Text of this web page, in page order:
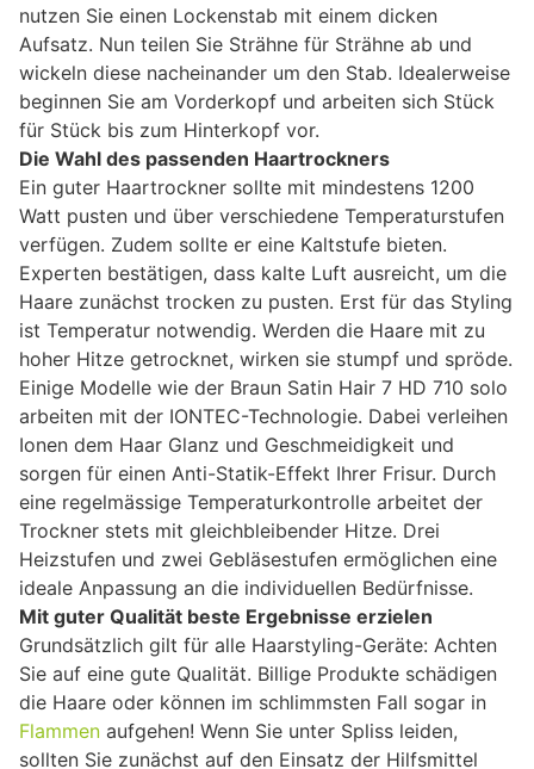
nutzen Sie einen Lockenstab mit einem dicken
Aufsatz. Nun teilen Sie Strähne für Strähne ab und
wickeln diese nacheinander um den Stab. Idealerweise
beginnen Sie am Vorderkopf und arbeiten sich Stück
für Stück bis zum Hinterkopf vor.
Die Wahl des passenden Haartrockners
Ein guter Haartrockner sollte mit mindestens 1200
Watt pusten und über verschiedene Temperaturstufen
verfügen. Zudem sollte er eine Kaltstufe bieten.
Experten bestätigen, dass kalte Luft ausreicht, um die
Haare zunächst trocken zu pusten. Erst für das Styling
ist Temperatur notwendig. Werden die Haare mit zu
hoher Hitze getrocknet, wirken sie stumpf und spröde.
Einige Modelle wie der Braun Satin Hair 7 HD 710 solo
arbeiten mit der IONTEC-Technologie. Dabei verleihen
Ionen dem Haar Glanz und Geschmeidigkeit und
sorgen für einen Anti-Statik-Effekt Ihrer Frisur. Durch
eine regelmässige Temperaturkontrolle arbeitet der
Trockner stets mit gleichbleibender Hitze. Drei
Heizstufen und zwei Gebläsestufen ermöglichen eine
ideale Anpassung an die individuellen Bedürfnisse.
Mit guter Qualität beste Ergebnisse erzielen
Grundsätzlich gilt für alle Haarstyling-Geräte: Achten
Sie auf eine gute Qualität. Billige Produkte schädigen
die Haare oder können im schlimmsten Fall sogar in
Flammen aufgehen! Wenn Sie unter Spliss leiden,
sollten Sie zunächst auf den Einsatz der Hilfsmittel